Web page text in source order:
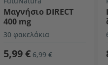
Μαγνήσιο DIRECT
400 mg
30 φακελάκια
5,99 € 6,99 €